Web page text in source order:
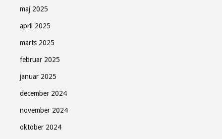
maj 2025
april 2025
marts 2025
februar 2025
januar 2025
december 2024
november 2024
oktober 2024